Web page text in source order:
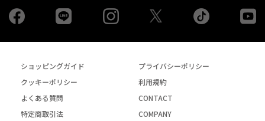
Facebook Instagram tiktok
ショッピングガイド
プライバシーポリシー
クッキーポリシー
利用規約
よくある質問
CONTACT
特定商取引法
COMPANY